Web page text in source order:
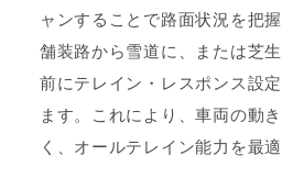
ャンすることで路面状況を把
舗装路から雪道に、または芝
前にテレイン・レスポンス設
ます。これにより、車両の動
く、オールテレイン能力を最